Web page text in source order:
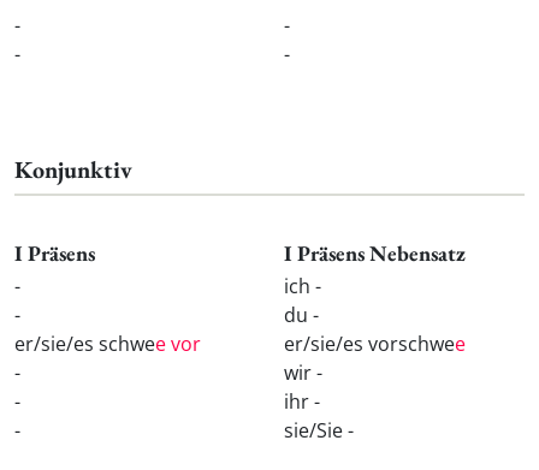
-
-
-
-
Konjunktiv
I Präsens
-
-
er/sie/es schwee vor
-
-
-
I Präsens Nebensatz
ich -
du -
er/sie/es vorschwee
wir -
ihr -
sie/Sie -